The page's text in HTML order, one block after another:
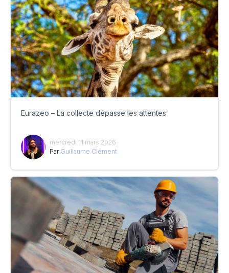
Eurazeo – La collecte dépasse les attentes
mercredi 11 mars 2026
Par Guillaume Clément